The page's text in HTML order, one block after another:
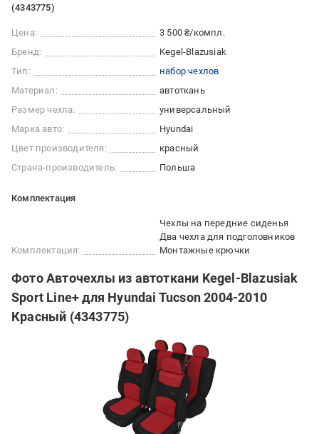
(4343775)
Цена:
3 500 ₴/компл.
Бренд:
Kegel-Blazusiak
Тип:
набор чехлов
Материал:
автоткань
Размер чехла:
универсальный
Марка авто:
Hyundai
Цвет производителя:
красный
Страна-производитель:
Польша
Комплектация
Комплектация:
Чехлы на передние сиденья
Два чехла для подголовников
Монтажные крючки
Фото Авточехлы из автоткани Kegel-Blazusiak
Sport Line+ для Hyundai Tucson 2004-2010
Красный (4343775)